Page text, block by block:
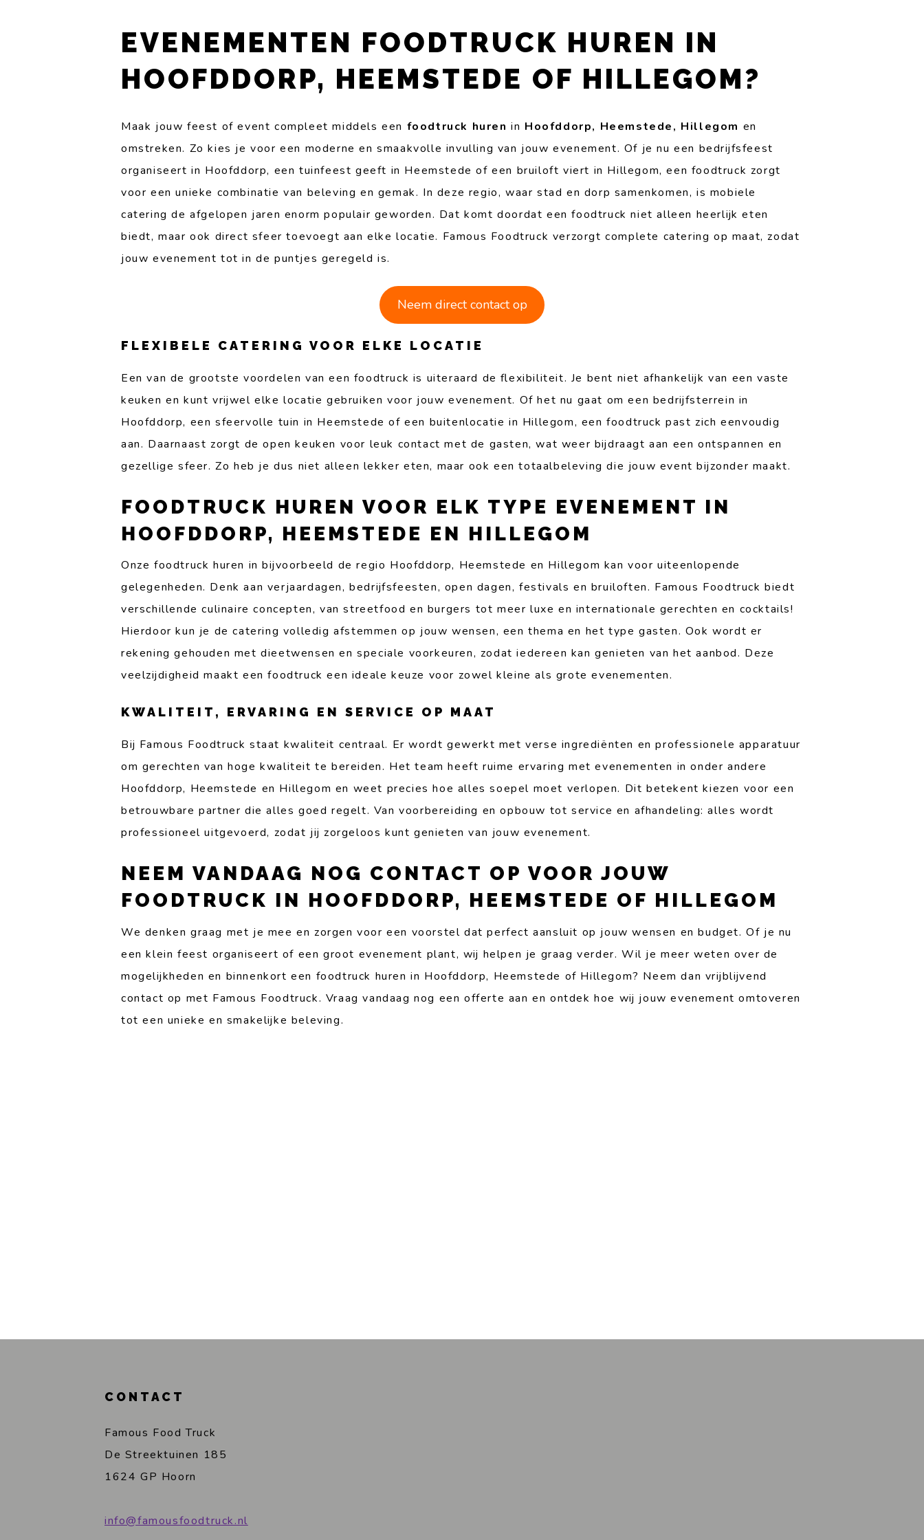
EVENEMENTEN FOODTRUCK HUREN IN
HOOFDDORP, HEEMSTEDE OF HILLEGOM?
Maak jouw feest of event compleet middels een foodtruck huren in Hoofddorp, Heemstede, Hillegom en
omstreken. Zo kies je voor een moderne en smaakvolle invulling van jouw evenement. Of je nu een bedrijfsfeest
organiseert in Hoofddorp, een tuinfeest geeft in Heemstede of een bruiloft viert in Hillegom, een foodtruck zorgt
voor een unieke combinatie van beleving en gemak. In deze regio, waar stad en dorp samenkomen, is mobiele
catering de afgelopen jaren enorm populair geworden. Dat komt doordat een foodtruck niet alleen heerlijk eten
biedt, maar ook direct sfeer toevoegt aan elke locatie. Famous Foodtruck verzorgt complete catering op maat, zodat
jouw evenement tot in de puntjes geregeld is.
Neem direct contact op
FLEXIBELE CATERING VOOR ELKE LOCATIE
Een van de grootste voordelen van een foodtruck is uiteraard de flexibiliteit. Je bent niet afhankelijk van een vaste
keuken en kunt vrijwel elke locatie gebruiken voor jouw evenement. Of het nu gaat om een bedrijfsterrein in
Hoofddorp, een sfeervolle tuin in Heemstede of een buitenlocatie in Hillegom, een foodtruck past zich eenvoudig
aan. Daarnaast zorgt de open keuken voor leuk contact met de gasten, wat weer bijdraagt aan een ontspannen en
gezellige sfeer. Zo heb je dus niet alleen lekker eten, maar ook een totaalbeleving die jouw event bijzonder maakt.
FOODTRUCK HUREN VOOR ELK TYPE EVENEMENT IN
HOOFDDORP, HEEMSTEDE EN HILLEGOM
Onze foodtruck huren in bijvoorbeeld de regio Hoofddorp, Heemstede en Hillegom kan voor uiteenlopende
gelegenheden. Denk aan verjaardagen, bedrijfsfeesten, open dagen, festivals en bruiloften. Famous Foodtruck biedt
verschillende culinaire concepten, van streetfood en burgers tot meer luxe en internationale gerechten en cocktails!
Hierdoor kun je de catering volledig afstemmen op jouw wensen, een thema en het type gasten. Ook wordt er
rekening gehouden met dieetwensen en speciale voorkeuren, zodat iedereen kan genieten van het aanbod. Deze
veelzijdigheid maakt een foodtruck een ideale keuze voor zowel kleine als grote evenementen.
KWALITEIT, ERVARING EN SERVICE OP MAAT
Bij Famous Foodtruck staat kwaliteit centraal. Er wordt gewerkt met verse ingrediënten en professionele apparatuur
om gerechten van hoge kwaliteit te bereiden. Het team heeft ruime ervaring met evenementen in onder andere
Hoofddorp, Heemstede en Hillegom en weet precies hoe alles soepel moet verlopen. Dit betekent kiezen voor een
betrouwbare partner die alles goed regelt. Van voorbereiding en opbouw tot service en afhandeling: alles wordt
professioneel uitgevoerd, zodat jij zorgeloos kunt genieten van jouw evenement.
NEEM VANDAAG NOG CONTACT OP VOOR JOUW
FOODTRUCK IN HOOFDDORP, HEEMSTEDE OF HILLEGOM
We denken graag met je mee en zorgen voor een voorstel dat perfect aansluit op jouw wensen en budget. Of je nu
een klein feest organiseert of een groot evenement plant, wij helpen je graag verder. Wil je meer weten over de
mogelijkheden en binnenkort een foodtruck huren in Hoofddorp, Heemstede of Hillegom? Neem dan vrijblijvend
contact op met Famous Foodtruck. Vraag vandaag nog een offerte aan en ontdek hoe wij jouw evenement omtoveren
tot een unieke en smakelijke beleving.
CONTACT
Famous Food Truck
De Streektuinen 185
1624 GP Hoorn
info@famousfoodtruck.nl